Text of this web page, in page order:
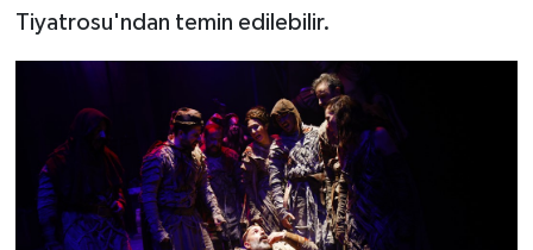
Tiyatrosu'ndan temin edilebilir.